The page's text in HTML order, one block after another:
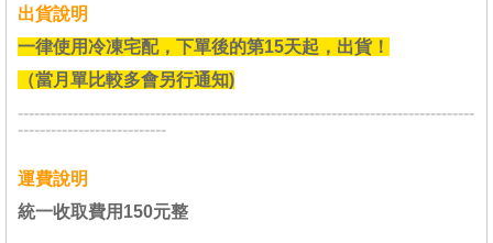
出貨說明
一律使用冷凍宅配，下單後的第15天起，出貨！
（當月單比較多會另行通知)
-----------------------------------------------------------------------------------
---------------------------
運費說明
統一收取費用150元整